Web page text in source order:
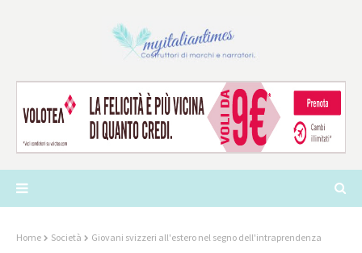
Home Società Giovani svizzeri all'estero nel segno dell'intraprendenza